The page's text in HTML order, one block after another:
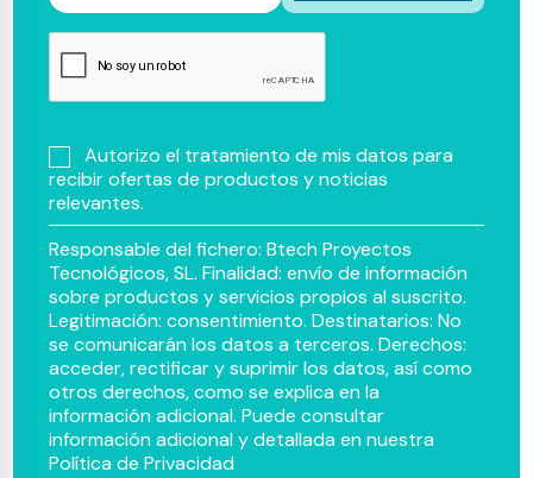
Autorizo el tratamiento de mis datos para
recibir ofertas de productos y noticias
relevantes.
Responsable del fichero: Btech Proyectos
Tecnológicos, SL. Finalidad: envío de información
sobre productos y servicios propios al suscrito.
Legitimación: consentimiento. Destinatarios: No
se comunicarán los datos a terceros. Derechos:
acceder, rectificar y suprimir los datos, así como
otros derechos, como se explica en la
información adicional. Puede consultar
información adicional y detallada en nuestra
Política de Privacidad